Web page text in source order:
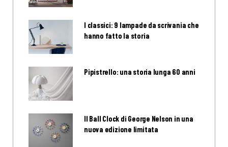
I classici: 9 lampade da scrivania che
hanno fatto la storia
Pipistrello: una storia lunga 60 anni
Il Ball Clock di George Nelson in una
nuova edizione limitata